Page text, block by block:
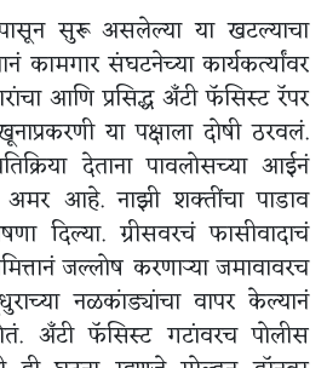
सुरू असलेल्या या खटल्याचा
कामगार संघटनेच्या कार्यकर्त्यांवर
आणि प्रसिद्ध अँटी फॅसिस्ट रॅपर
या पक्षाला दोषी ठरवलं.
देताना पावलोसच्या आईनं
अमर आहे. नाझी शक्तींचा पाडाव
दिल्या. ग्रीसवरचं फासीवादाचं
जल्लोष करणाऱ्या जमावावरच
नळकांड्यांचा वापर केल्यानं
अँटी फॅसिस्ट गटांवरच पोलीस